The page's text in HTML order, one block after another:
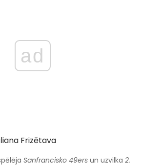
ad
Frizētava
Sanfrancisko 49ers un uzvilka 2.